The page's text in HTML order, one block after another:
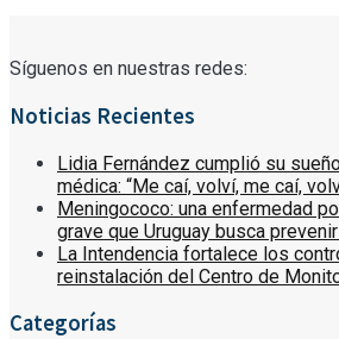
Síguenos en nuestras redes:
Noticias Recientes
Lidia Fernández cumplió su
médica: “Me caí, volví, me caí,
Meningococo: una enfermedad
grave que Uruguay busca
La Intendencia fortalece los
reinstalación del Centro de
Categorías